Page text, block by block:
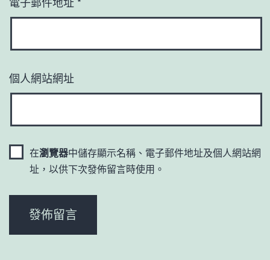
個人網站網址
在瀏覽器中儲存顯示名稱、電子郵件地址及個人網站網
址，以供下次發佈留言時使用。